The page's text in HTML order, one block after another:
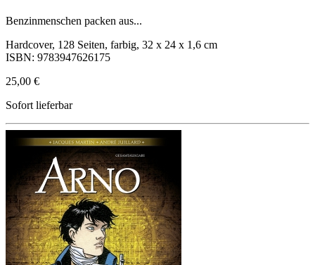
Benzinmenschen packen aus...
Hardcover, 128 Seiten, farbig, 32 x 24 x 1,6 cm
ISBN: 9783947626175
25,00 €
Sofort lieferbar